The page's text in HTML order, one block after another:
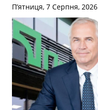
П’ятниця, 7 Серпня, 2026